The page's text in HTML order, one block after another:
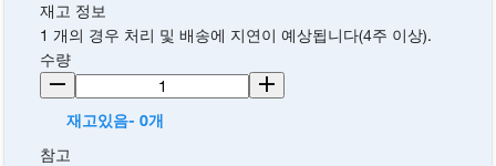
재고 정보
1 개의 경우 처리 및 배송에 지연이 예상됩니다(4주 이상).
수량
재고있음- 0개
참고